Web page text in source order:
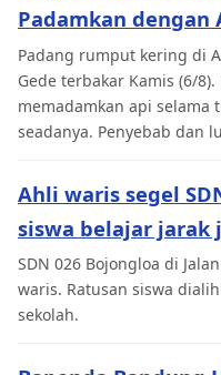
Padamkan dengan
Padang rumput kering di
Gede terbakar Kamis (6/
memadamkan api selama
seadanya. Penyebab dan
Ahli waris segel
siswa belajar jarak
SDN 026 Bojongloa di
waris. Ratusan siswa
sekolah.